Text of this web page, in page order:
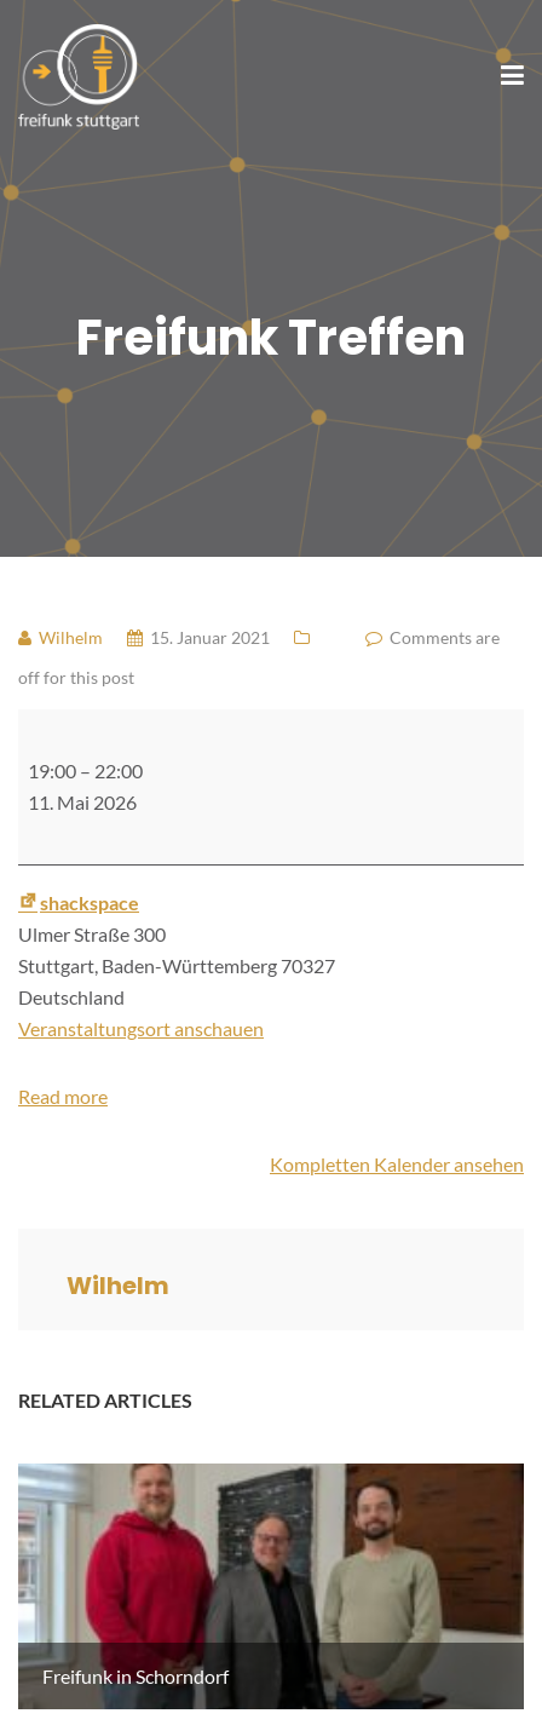
Freifunk Treffen
Wilhelm 15. Januar 2021
Comments are
off for this post
19:00 – 22:00
11. Mai 2026
shackspace
Ulmer Straße 300
Stuttgart, Baden-Württemberg 70327
Deutschland
Veranstaltungsort anschauen
Read more
Kompletten Kalender ansehen
Wilhelm
RELATED ARTICLES
Freifunk in Schorndorf